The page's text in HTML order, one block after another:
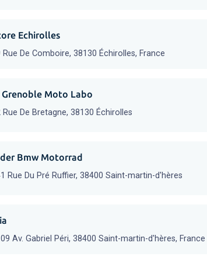
Echirolles
Rue De Comboire, 38130 Échirolles, France
Moto Labo
Rue De Bretagne, 38130 Échirolles
Bmw Motorrad
Rue Du Pré Ruffier, 38400 Saint-martin-d'hères
Av. Gabriel Péri, 38400 Saint-martin-d'hères, France